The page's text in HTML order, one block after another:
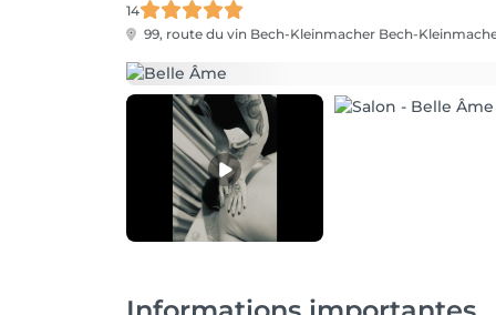
14
99, route du vin Bech-Kleinmacher Bech-